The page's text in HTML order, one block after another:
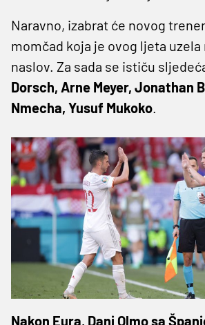
Naravno, izabrat će novog
momčad koja je ovog ljeta
naslov. Za sada se ističu
Dorsch, Arne Meyer, Jonathan
Nmecha, Yusuf Mukoko
Nakon Eura, Dani Olmo sa